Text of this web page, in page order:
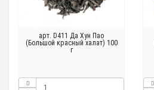
арт. D411 Да Хун Пао
(Большой красный халат) 100
г